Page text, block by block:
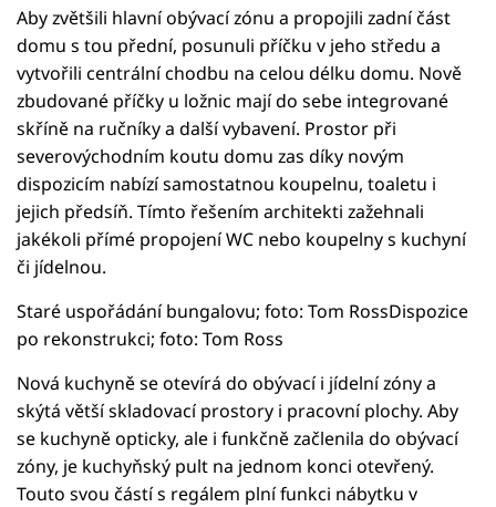
Aby zvětšili hlavní obývací zónu a propojili zadní část
domu s tou přední, posunuli příčku v jeho středu a
vytvořili centrální chodbu na celou délku domu. Nově
zbudované příčky u ložnic mají do sebe integrované
skříně na ručníky a další vybavení. Prostor při
severovýchodním koutu domu zas díky novým
dispozicím nabízí samostatnou koupelnu, toaletu i
jejich předsíň. Tímto řešením architekti zažehnali
jakékoli přímé propojení WC nebo koupelny s kuchyní
či jídelnou.
Staré uspořádání bungalovu; foto: Tom RossDispozice
po rekonstrukci; foto: Tom Ross
Nová kuchyně se otevírá do obývací i jídelní zóny a
skýtá větší skladovací prostory i pracovní plochy. Aby
se kuchyně opticky, ale i funkčně začlenila do obývací
zóny, je kuchyňský pult na jednom konci otevřený.
Touto svou částí s regálem plní funkci nábytku v